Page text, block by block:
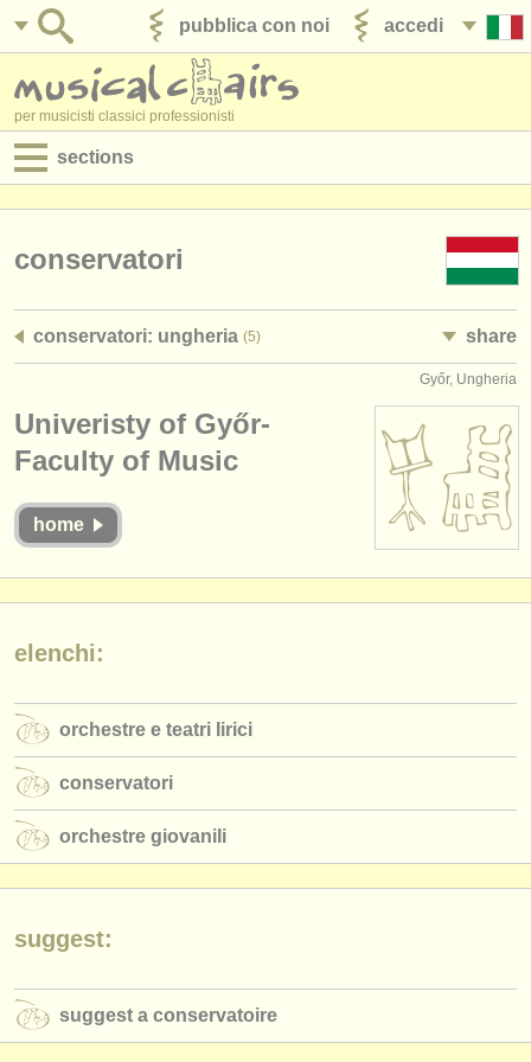
accedi
pubblica con noi
per musicisti classici professionisti
sections
jobs - amministrazione
corsi
concorsi/
strumenti rubati
elenchi:
conservatori
orchestre giovanili
musicalchairs:
contattaci
notizie di musica classica
conservatori
conservatori: ungheria (5) share
Győr, Ungheria
Univeristy of Győr-
Faculty of Music
home
elenchi:
orchestre e teatri lirici
conservatori
orchestre giovanili
suggest:
suggest a conservatoire